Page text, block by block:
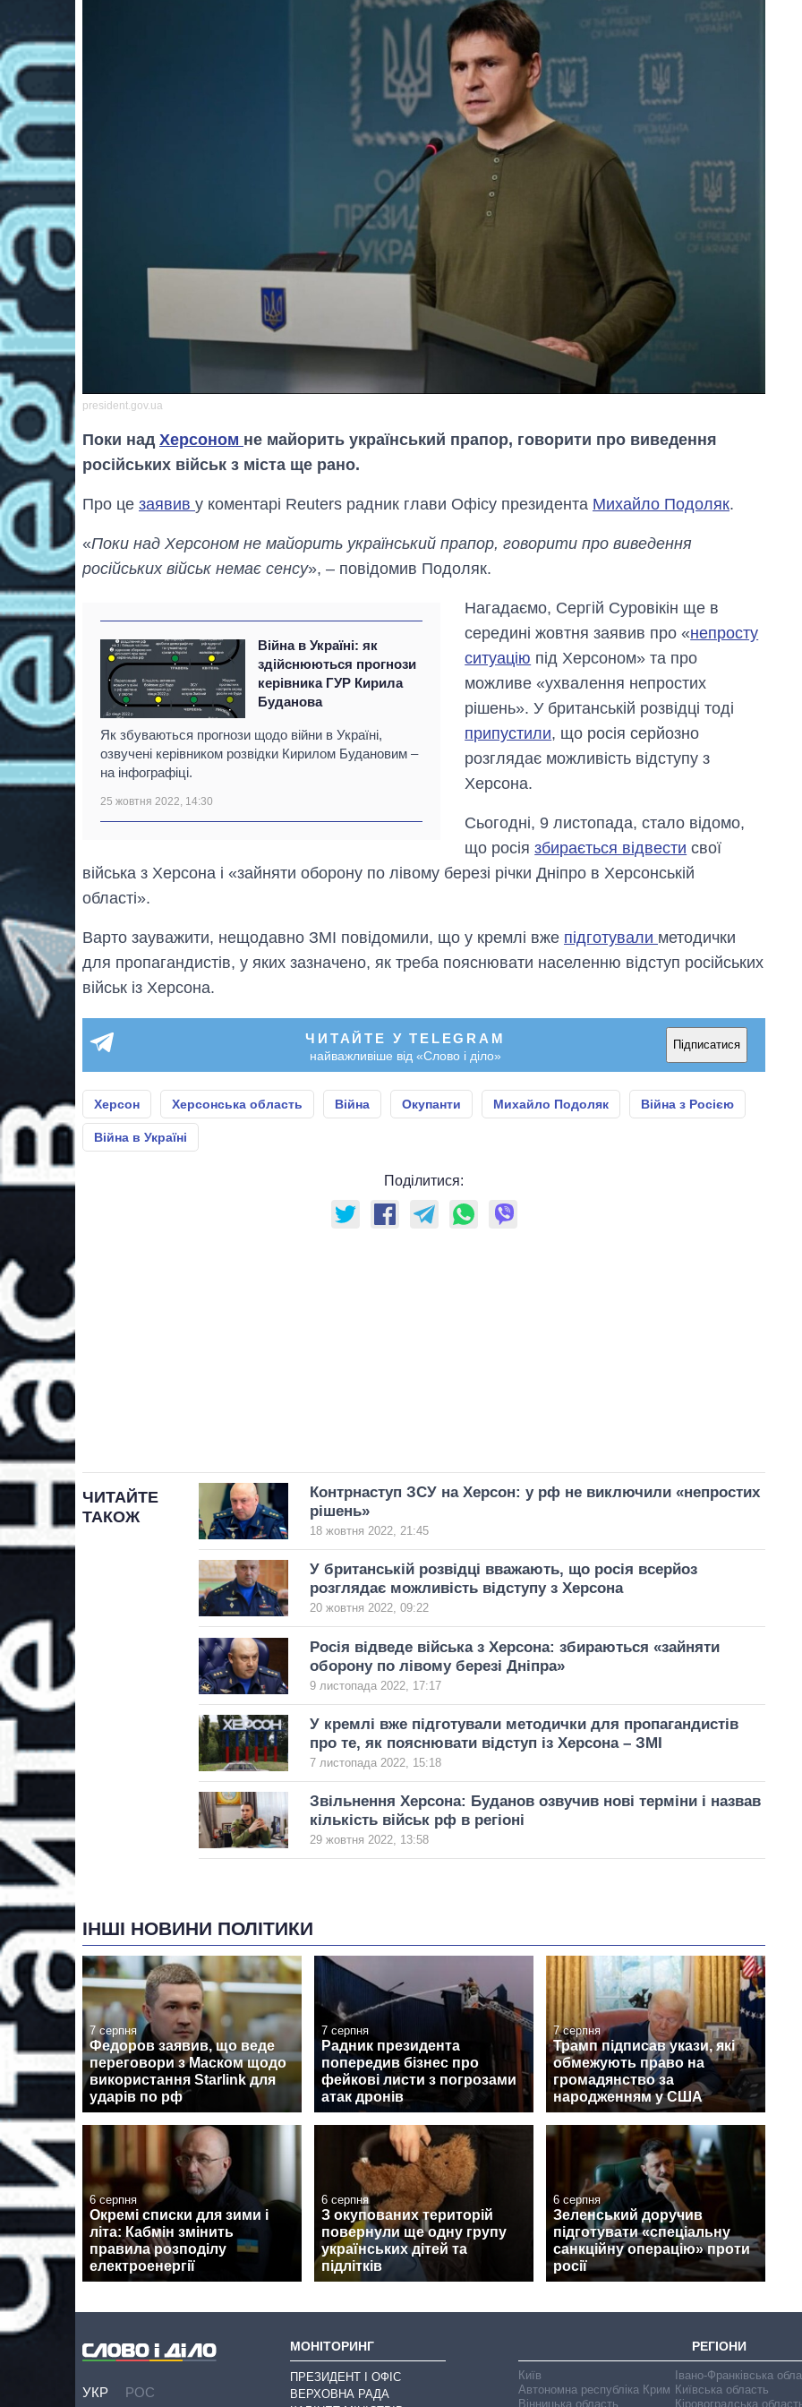
president.gov.ua
Поки над Херсоном не майорить український прапор, говорити про виведення
російських військ з міста ще рано.
Про це заявив у коментарі Reuters радник глави Офісу президента Михайло Подоляк.
«Поки над Херсоном не майорить український прапор, говорити про виведення
російських військ немає сенсу», – повідомив Подоляк.
Війна в Україні: як
здійснюються прогнози
керівника ГУР Кирила
Буданова
Як збуваються прогнози щодо війни в Україні,
озвучені керівником розвідки Кирилом Будановим –
на інфографіці.
25 жовтня 2022, 14:30
Нагадаємо, Сергій Суровікін ще в
середині жовтня заявив про «непросту
ситуацію під Херсоном» та про
можливе «ухвалення непростих
рішень». У британській розвідці тоді
припустили, що росія серйозно
розглядає можливість відступу з
Херсона.
Сьогодні, 9 листопада, стало відомо,
що росіязбирається відвести свої
війська з Херсона і «зайняти оборону по лівому березі річки Дніпро в Херсонській
області».
Варто зауважити, нещодавно ЗМІ повідомили, що у кремлі вже підготували методички
для пропагандистів, у яких зазначено, як треба пояснювати населенню відступ російських
військ із Херсона.
ЧИТАЙТЕ У TELEGRAM
найважливіше від «Слово і діло»
Підписатися
Херсон Херсонська область Війна Окупанти Михайло Подоляк Війна з Росією
Війна в Україні
Поділитися:
ЧИТАЙТЕ
ТАКОЖ
Контрнаступ ЗСУ на Херсон: у рф не виключили «непростих
рішень»
18 жовтня 2022, 21:45
У британській розвідці вважають, що росія всерйоз
розглядає можливість відступу з Херсона
20 жовтня 2022, 09:22
Росія відведе війська з Херсона: збираються «зайняти
оборону по лівому березі Дніпра»
9 листопада 2022, 17:17
У кремлі вже підготували методички для пропагандистів
про те, як пояснювати відступ із Херсона – ЗМІ
7 листопада 2022, 15:18
Звільнення Херсона: Буданов озвучив нові терміни і назвав
кількість військ рф в регіоні
29 жовтня 2022, 13:58
ІНШІ НОВИНИ ПОЛІТИКИ
7 серпня
Федоров заявив, що веде
переговори з Маском щодо
використання Starlink для
ударів по рф
7 серпня
Радник президента
попередив бізнес про
фейкові листи з погрозами
атак дронів
7 серпня
Трамп підписав укази, які
обмежують право на
громадянство за
народженням у США
6 серпня
Окремі списки для зими і
літа: Кабмін змінить
правила розподілу
електроенергії
6 серпня
З окупованих територій
повернули ще одну групу
українських дітей та
підлітків
6 серпня
Зеленський доручив
підготувати «спеціальну
санкційну операцію» проти
росії
на холодну воду у
містах України на
УКР РОС
МОНІТОРИНГ
ПРЕЗИДЕНТ І ОФІС
ВЕРХОВНА РАДА
РЕГІОНИ
Київ
Автономна республіка Крим
Вінницька область
Івано-Франківська
Київська область
Кіровоградська